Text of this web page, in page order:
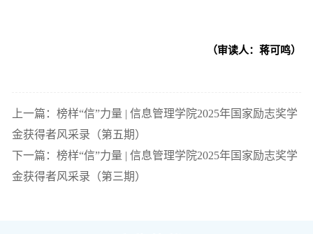
（审读人：蒋可鸣）
上一篇：榜样“信”力量 | 信息管理学院2025年国家励志奖学
金获得者风采录（第五期）
下一篇：榜样“信”力量 | 信息管理学院2025年国家励志奖学
金获得者风采录（第三期）